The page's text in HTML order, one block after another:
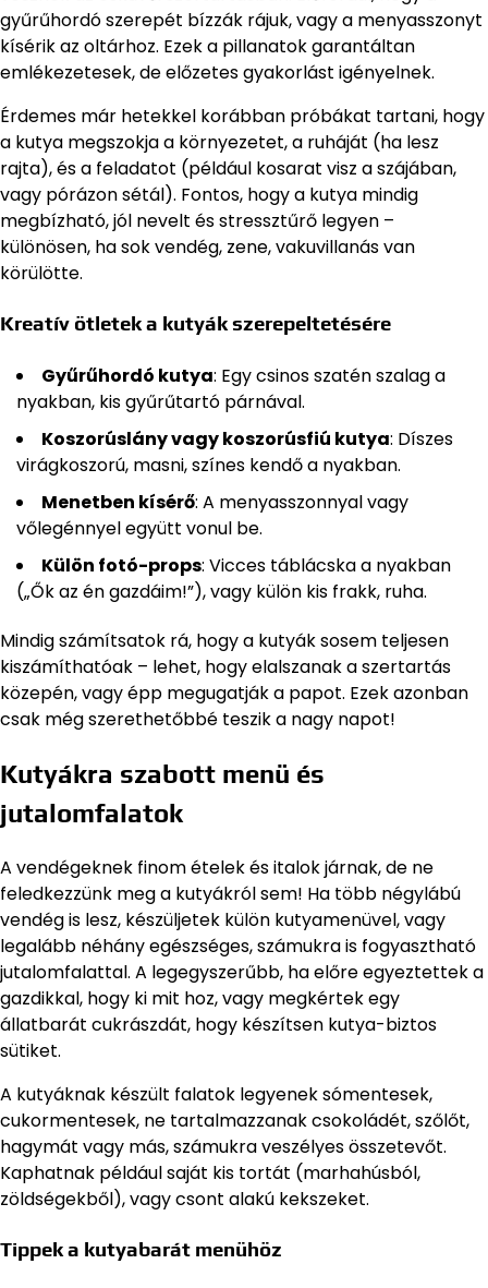
gyűrűhordó szerepét bízzák rájuk, vagy a menyasszonyt
kísérik az oltárhoz. Ezek a pillanatok garantáltan
emlékezetesek, de előzetes gyakorlást igényelnek.
Érdemes már hetekkel korábban próbákat tartani, hogy
a kutya megszokja a környezetet, a ruháját (ha lesz
rajta), és a feladatot (például kosarat visz a szájában,
vagy pórázon sétál). Fontos, hogy a kutya mindig
megbízható, jól nevelt és stressztűrő legyen –
különösen, ha sok vendég, zene, vakuvillanás van
körülötte.
Kreatív ötletek a kutyák szerepeltetésére
Gyűrűhordó kutya: Egy csinos szatén szalag a
nyakban, kis gyűrűtartó párnával.
Koszorúslány vagy koszorúsfiú kutya: Díszes
virágkoszorú, masni, színes kendő a nyakban.
Menetben kísérő: A menyasszonnyal vagy
vőlegénnyel együtt vonul be.
Külön fotó-props: Vicces táblácska a nyakban
(„Ők az én gazdáim!”), vagy külön kis frakk, ruha.
Mindig számítsatok rá, hogy a kutyák sosem teljesen
kiszámíthatóak – lehet, hogy elalszanak a szertartás
közepén, vagy épp megugatják a papot. Ezek azonban
csak még szerethetőbbé teszik a nagy napot!
Kutyákra szabott menü és
jutalomfalatok
A vendégeknek finom ételek és italok járnak, de ne
feledkezzünk meg a kutyákról sem! Ha több négylábú
vendég is lesz, készüljetek külön kutyamenüvel, vagy
legalább néhány egészséges, számukra is fogyasztható
jutalomfalattal. A legegyszerűbb, ha előre egyeztettek a
gazdikkal, hogy ki mit hoz, vagy megkértek egy
állatbarát cukrászdát, hogy készítsen kutya-biztos
sütiket.
A kutyáknak készült falatok legyenek sómentesek,
cukormentesek, ne tartalmazzanak csokoládét, szőlőt,
hagymát vagy más, számukra veszélyes összetevőt.
Kaphatnak például saját kis tortát (marhahúsból,
zöldségekből), vagy csont alakú kekszeket.
Tippek a kutyabarát menühöz